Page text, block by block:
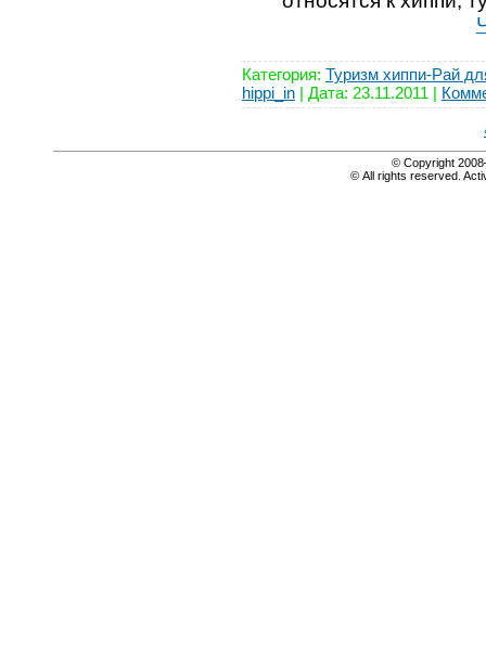
Категория: Туризм хиппи-Рай
hippi_in | Дата: 23.11.2011 |
© Copyright
© All rights reserved.